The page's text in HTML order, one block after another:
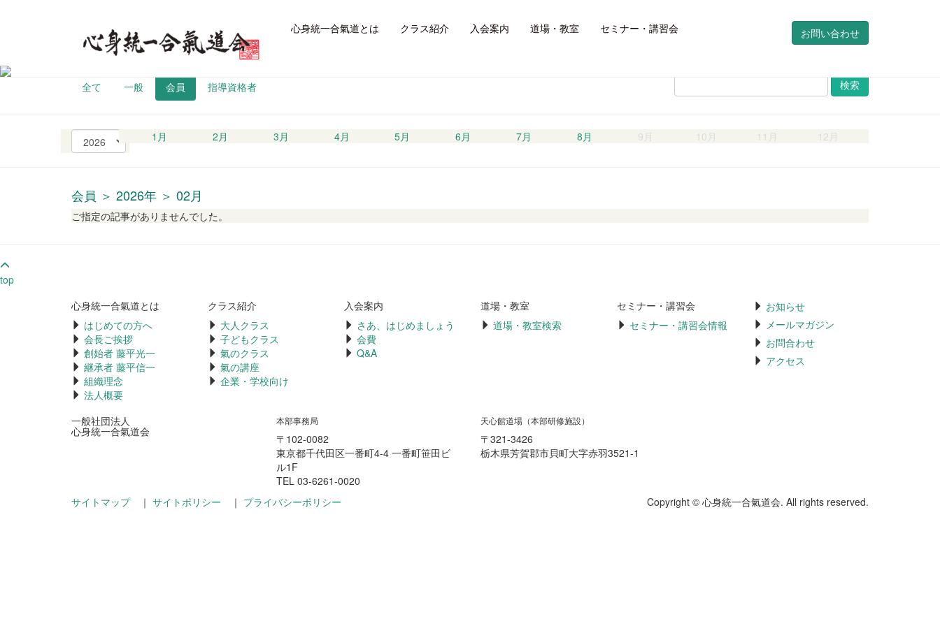
心身統一合氣道とは クラス紹介 入会案内 道場・教室 セミナー・講習会 お問い合わせ
お知らせ
検
索
全て 一般 会員 指導資格者
西
暦
択
1月 2月 3月 4月 5月 6月 7月 8月 9月 10月 11月 12月
会員 ＞ 2026年 ＞ 02月
ご指定の記事がありませんでした。
top
心身統一合氣道とは
はじめての方へ
会長ご挨拶
創始者 藤平光一
継承者 藤平信一
組織理念
法人概要
クラス紹介
大人クラス
子どもクラス
氣のクラス
氣の講座
企業・学校向け
入会案内
さあ、はじめましょう
会費
Q&A
道場・教室
道場・教室検索
セミナー・講習会
セミナー・講習会情報
お知らせ
メールマガジン
お問合わせ
アクセス
一般社団法人
心身統一合氣道会
本部事務局
〒102-0082
東京都千代田区一番町4-4 一番町笹田ビ
ル1F
TEL 03-6261-0020
天心館道場（本部研修施設）
〒321-3426
栃木県芳賀郡市貝町大字赤羽3521-1
サイトマップ ｜ サイトポリシー ｜ プライバシーポリシー Copyright © 心身統一合氣道会. All rights reserved.